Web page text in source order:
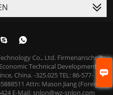

 
Co., Ltd. Firmenanschrift:
Technical Development
China. -325.025 TEL: 86-577-
Attn: Mason Jiang (Foreign
E-Mail: snlon@wz-snlon.com